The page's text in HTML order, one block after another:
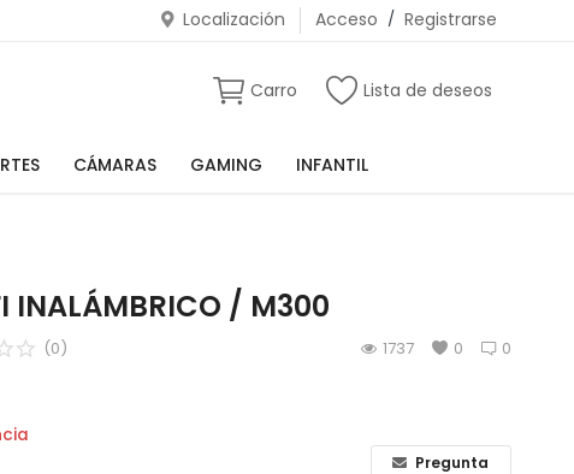
Localización Acceso / Registrarse
Carro Lista de deseos
CÁMARAS GAMING INFANTIL
INALÁMBRICO / M300
0
(0) 0
1737
Pregunta